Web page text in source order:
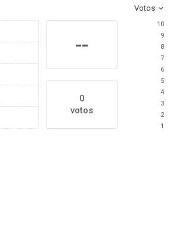
Votos
--
0
votos
10
9
8
7
6
5
4
3
2
1